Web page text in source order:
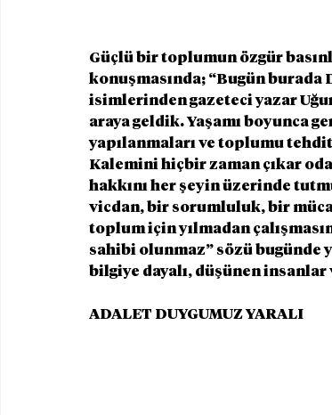
Güçlü bir toplumun özgür
konuşmasında; “Bugün
isimlerinden gazeteci yazar
araya geldik. Yaşamı boyunca
yapılanmaları ve toplumu
Kalemini hiçbir zaman çıkar
hakkını her şeyin üzerinde
vicdan, bir sorumluluk, bir
toplum için yılmadan
sahibi olunmaz” sözü bugünde
bilgiye dayalı, düşünen
ADALET DUYGUMUZ YARALI